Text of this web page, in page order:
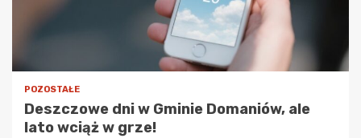
POZOSTAŁE
Deszczowe dni w Gminie Domaniów, ale
lato wciąż w grze!